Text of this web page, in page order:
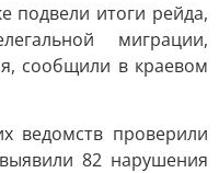
подвели итоги рейда,
миграции,
сообщили в краевом
ведомств проверили
82 нарушения